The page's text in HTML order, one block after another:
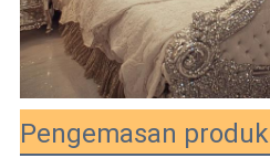
Pengemasan produk